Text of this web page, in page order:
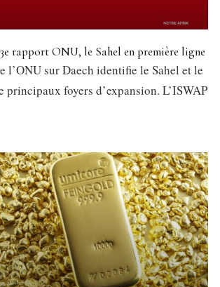
rapport ONU, le Sahel en première ligne
l’ONU sur Daech identifie le Sahel et le
principaux foyers d’expansion. L’ISWAP